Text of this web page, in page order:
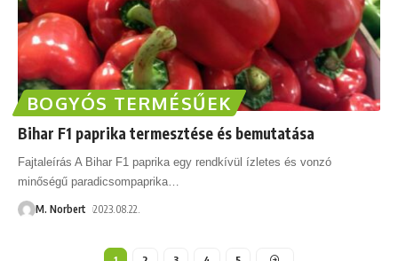
BOGYÓS TERMÉSŰEK
Bihar F1 paprika termesztése és bemutatása
Fajtaleírás A Bihar F1 paprika egy rendkívül ízletes és vonzó
minőségű paradicsompaprika
M. Norbert 2023.08.22.